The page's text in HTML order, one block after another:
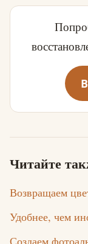
Читайте
Возвращаем
Удобнее, чем
Создаем